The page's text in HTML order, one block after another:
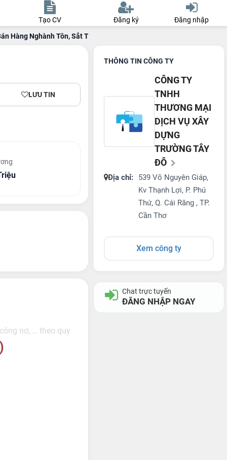
Tạo CV Đăng ký
Đăng nhập
Hàng Nghành Tôn, Sắt Thép VLXD
LƯU TIN
nợ, … theo quy
THÔNG TIN CÔNG TY
CÔNG TY
TNHH
THƯƠNG MẠI
DỊCH VỤ XÂY
DỰNG
TRƯỜNG TÂY
ĐÔ
Địa chỉ:
539 Võ Nguyên Giáp,
Kv Thạnh Lợi, P. Phú
Thứ, Q. Cái Răng , TP.
Cần Thơ
Xem công ty
Chat trực tuyến
ĐĂNG NHẬP NGAY